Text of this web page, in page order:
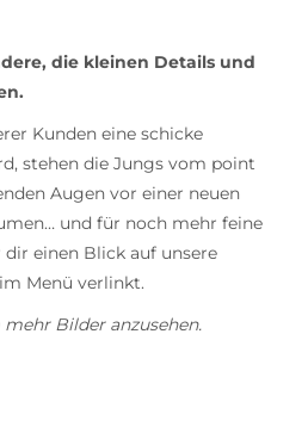
die kleinen Details und
Kunden eine schicke
stehen die Jungs vom point
Augen vor einer neuen
und für noch mehr feine
einen Blick auf unsere
Menü verlinkt.
Bilder anzusehen.